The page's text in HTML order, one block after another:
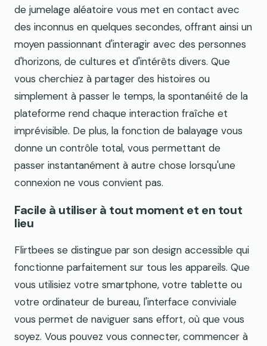
de jumelage aléatoire vous met en contact avec
des inconnus en quelques secondes, offrant ainsi un
moyen passionnant d'interagir avec des personnes
d'horizons, de cultures et d'intérêts divers. Que
vous cherchiez à partager des histoires ou
simplement à passer le temps, la spontanéité de la
plateforme rend chaque interaction fraîche et
imprévisible. De plus, la fonction de balayage vous
donne un contrôle total, vous permettant de
passer instantanément à autre chose lorsqu'une
connexion ne vous convient pas.
Facile à utiliser à tout moment et en tout
lieu
Flirtbees se distingue par son design accessible qui
fonctionne parfaitement sur tous les appareils. Que
vous utilisiez votre smartphone, votre tablette ou
votre ordinateur de bureau, l'interface conviviale
vous permet de naviguer sans effort, où que vous
soyez. Vous pouvez vous connecter, commencer à